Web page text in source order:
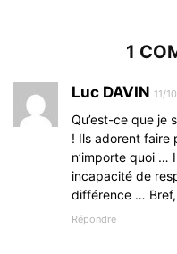
1
Luc DAVIN 11/
Qu’est-ce que je
! Ils adorent faire
n’importe quoi …
incapacité de
différence … Bref,
Répondre